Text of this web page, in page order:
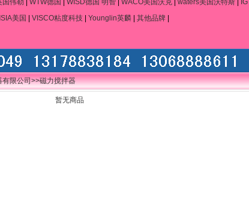
国伟勒 WTW德国 WISD德国 明智 WACO美国沃克 waters美国沃特斯
美国 VISCO粘度科技 Younglin英麟 其他品牌
有限公司>>磁力搅拌器
暂无商品